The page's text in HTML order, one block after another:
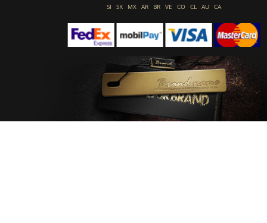
SI
SK MX AR BR VE CO CL AU CA